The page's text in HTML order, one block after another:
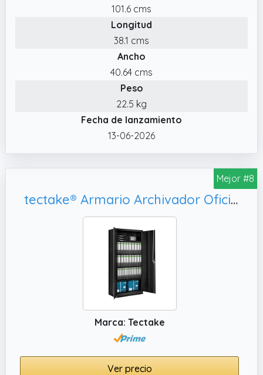
✔️ Robusto. Robusto.
✔️ Sencillo y con estilo: Este archivador de
aspecto sencillo y moderno aporta un toque
de elegancia actual a tu hogar y es un
verdadero punto de atracción en tu oficina
101.6 cms
Longitud
38.1 cms
Ancho
40.64 cms
Peso
22.5 kg
Fecha de lanzamiento
13-06-2026
Mejor #8
tectake® Armario Archivador Oficina en Acero 180x90x40 cm, Fácil Montaje - Negro
Marca: Tectake
Ver precio